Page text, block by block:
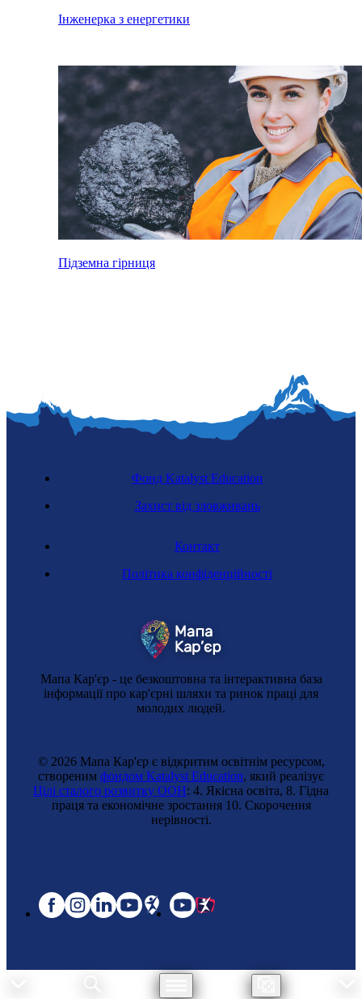
Інженерка з енергетики
Підземна гірниця
Мапа Кар'єр - це безкоштовна та інтерактивна база
інформації про кар'єрні шляхи та ринок праці для
молодих людей.
Контакт
Політика конфіденційності
Фонд Katalyst Education
Захист від зловживань
© 2026 Мапа Кар'єр є відкритим освітнім ресурсом,
створеним фондом Katalyst Education, який реалізує
Цілі сталого розвитку ООН: 4. Якісна освіта, 8. Гідна
праця та економічне зростання 10. Cкорочення
нерівності.